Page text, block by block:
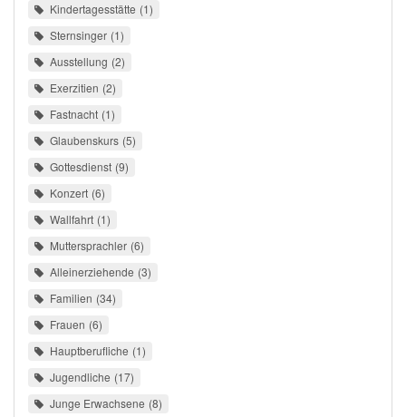
Kindertagesstätte 1
Sternsinger 1
Ausstellung 2
Exerzitien 2
Fastnacht 1
Glaubenskurs 5
Gottesdienst 9
Konzert 6
Wallfahrt 1
Muttersprachler 6
Alleinerziehende 3
Familien 34
Frauen 6
Hauptberufliche 1
Jugendliche 17
Junge Erwachsene 8